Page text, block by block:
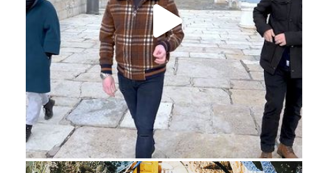
Feb 16